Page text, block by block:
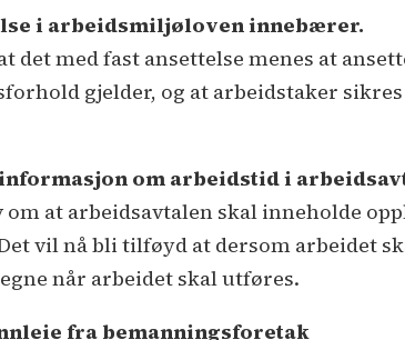
i arbeidsmiljøloven innebærer.
det med fast ansettelse menes at
gjelder, og at arbeidstaker
om arbeidstid i
at arbeidsavtalen skal inneholde
vil nå bli tilføyd at dersom arbeidet
når arbeidet skal utføres.
fra bemanningsforetak